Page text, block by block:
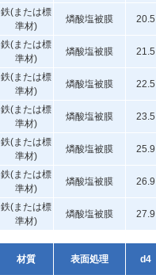
鉄(または標
準材)
燐酸塩被膜 20.5
鉄(または標
準材)
燐酸塩被膜 21.5
鉄(または標
準材)
燐酸塩被膜 22.5
鉄(または標
準材)
燐酸塩被膜 23.5
鉄(または標
準材)
燐酸塩被膜 25.9
鉄(または標
準材)
燐酸塩被膜 26.9
鉄(または標
準材)
燐酸塩被膜 27.9
材質 表面処理 d4